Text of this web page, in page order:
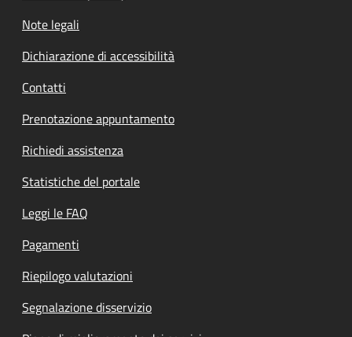
Note legali
Dichiarazione di accessibilità
Contatti
Prenotazione appuntamento
Richiedi assistenza
Statistiche del portale
Leggi le FAQ
Pagamenti
Riepilogo valutazioni
Segnalazione disservizio